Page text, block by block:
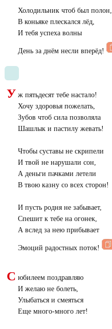
Холодильник чтоб был полон,
В коньяке плескался лёд,
И тебя успеха волны
День за днём несли вперёд!
У ж пятьдесят тебе настало!
Хочу здоровья пожелать,
Зубов чтоб сила позволяла
Шашлык и пастилу жевать!
Чтобы суставы не скрипели
И твой не нарушали сон,
А деньги пачками летели
В твою казну со всех сторон!
И пусть родня не забывает,
Спешит к тебе на огонек,
А вслед за нею прибывает
Эмоций радостных поток!
С юбилеем поздравляю
И желаю не болеть,
Улыбаться и смеяться
Еще много-много лет!